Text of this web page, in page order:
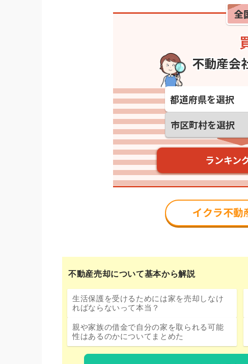
不動産売却について基本から解説
生活保護を受けるためには家を売却しなけ
ればならないって本当？
親や家族の借金で自分の家を取られる可能
性はあるのかについてまとめた